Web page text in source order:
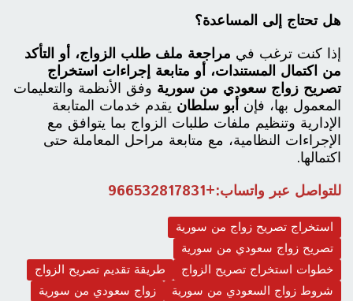
هل تحتاج إلى المساعدة؟
إذا كنت ترغب في مراجعة ملف طلب الزواج، أو التأكد
من اكتمال المستندات، أو متابعة إجراءات استخراج
تصريح زواج سعودي من سورية وفق الأنظمة والتعليمات
المعمول بها، فإن أبو سلطان يقدم خدمات المتابعة
الإدارية وتنظيم ملفات طلبات الزواج بما يتوافق مع
الإجراءات النظامية، مع متابعة مراحل المعاملة حتى
اكتمالها.
للتواصل عبر واتساب:+966532817831
استخراج تصريح زواج من سورية
تصريح زواج سعودي من سورية
خطوات استخراج تصريح الزواج
طريقة تقديم تصريح الزواج
شروط زواج السعودي من سورية
زواج سعودي من سورية